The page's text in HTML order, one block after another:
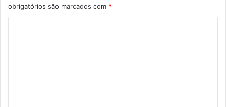
obrigatórios são marcados com *